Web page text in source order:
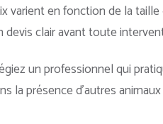
varient en fonction de la
clair avant toute
un professionnel qui
la présence d’autres